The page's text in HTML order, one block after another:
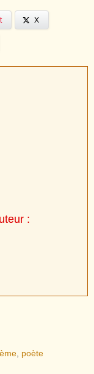
X
:
poète